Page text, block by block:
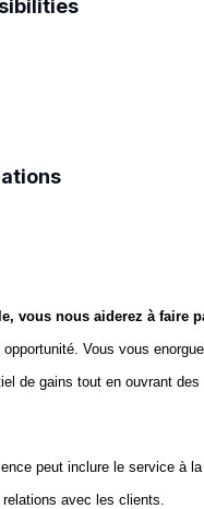
vous nous aiderez à faire
opportunité. Vous vous
de gains tout en ouvrant
peut inclure le service à
avec les clients.